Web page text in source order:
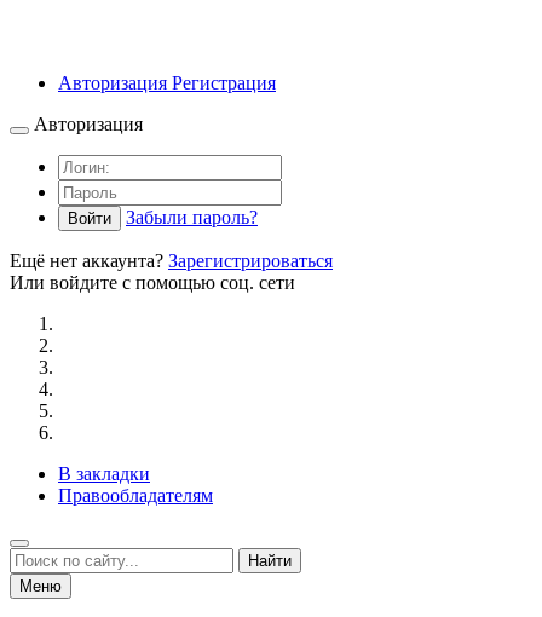
Авторизация Регистрация
Авторизация
Войти Забыли пароль?
Ещё нет аккаунта? Зарегистрироваться
Или войдите с помощью соц. сети
В закладки
Правообладателям
Найти
Меню